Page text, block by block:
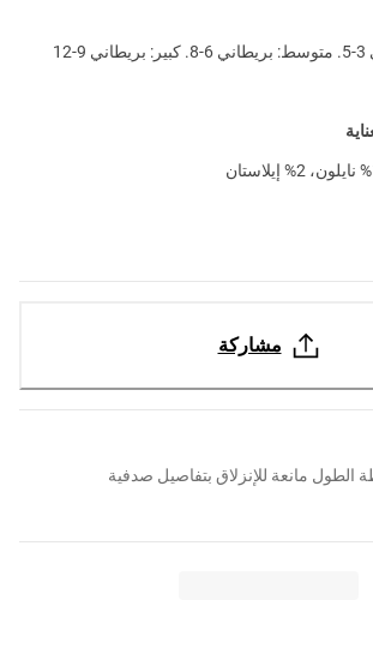
مشاركة
مانعة للإنزلاق بتفاصيل صدفية